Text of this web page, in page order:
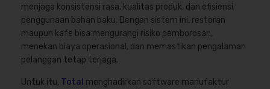
menjaga konsistensi rasa, kualitas produk, dan efisiensi
penggunaan bahan baku. Dengan sistem ini, restoran
maupun kafe bisa mengurangi risiko pemborosan,
menekan biaya operasional, dan memastikan pengalaman
pelanggan tetap terjaga.
Untuk itu, Total menghadirkan software manufaktur